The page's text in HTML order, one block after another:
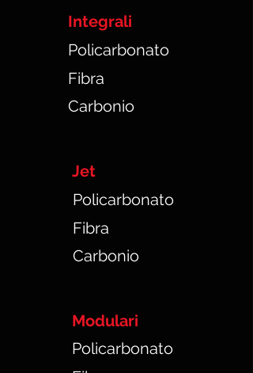
Integrali
Policarbonato
Fibra
Carbonio
Jet
Policarbonato
Fibra
Carbonio
Modulari
Policarbonato